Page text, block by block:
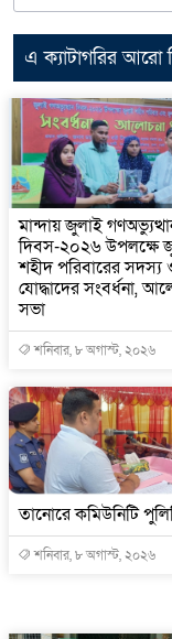
এ ক্যাটাগরির আরো
মান্দায় জুলাই
দিবস-২০২৬ উপলক্ষে
শহীদ পরিবারের
যোদ্ধাদের সংবর্ধনা,
সভা
শনিবার, ৮ অগাস্ট, ২০২৬
তানোরে কমিউনিটি
শনিবার, ৮ অগাস্ট, ২০২৬